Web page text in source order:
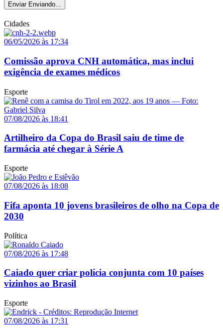
Enviar Enviando...
Cidades
06/05/2026 às 17:34
Comissão aprova CNH automática, mas inclui
exigência de exames médicos
Esporte
07/08/2026 às 18:41
Artilheiro da Copa do Brasil saiu de time de
farmácia até chegar à Série A
Esporte
07/08/2026 às 18:08
Fifa aponta 10 jovens brasileiros de olho na Copa de
2030
Política
07/08/2026 às 17:48
Caiado quer criar polícia conjunta com 10 países
vizinhos ao Brasil
Esporte
07/08/2026 às 17:31